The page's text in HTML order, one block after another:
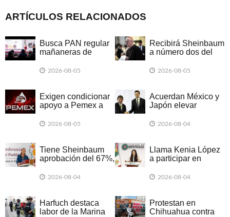
ARTÍCULOS RELACIONADOS
Busca PAN regular
mañaneras de
2026-08-05
Recibirá Sheinbaum
a número dos del
2026-08-05
Exigen condicionar
apoyo a Pemex a
2026-08-05
Acuerdan México y
Japón elevar
económica
2026-08-04
Tiene Sheinbaum
aprobación del 67%,
2026-08-04
Llama Kenia López
a participar en
audiencias
2026-08-04
Harfuch destaca
labor de la Marina
Protestan en
Chihuahua contra